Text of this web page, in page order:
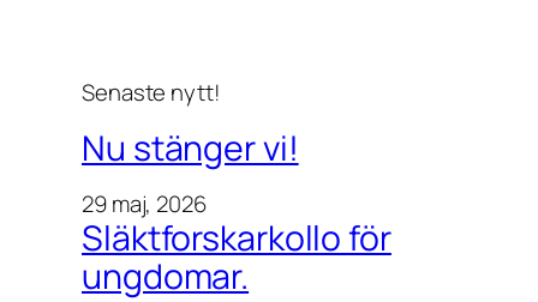
Senaste nytt!
Nu stänger vi!
29 maj, 2026
Släktforskarkollo för
ungdomar.